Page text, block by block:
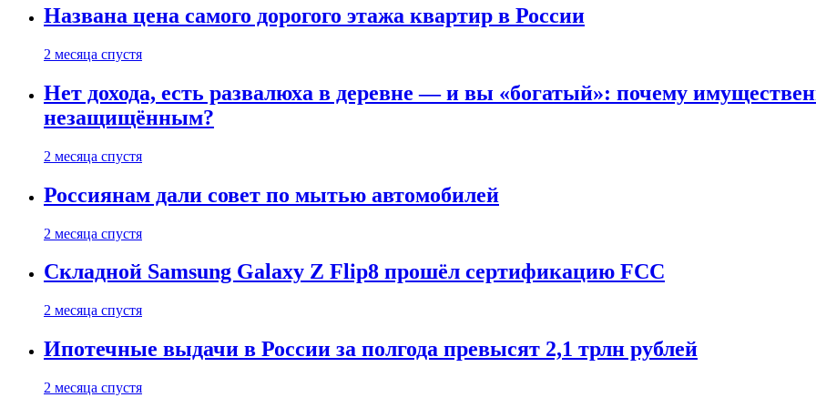
Названа цена самого дорогого этажа квартир в России
2 месяца спустя
Нет дохода, есть развалюха в деревне — и вы «богатый»: почему
незащищённым?
2 месяца спустя
Россиянам дали совет по мытью автомобилей
2 месяца спустя
Складной Samsung Galaxy Z Flip8 прошёл сертификацию FCC
2 месяца спустя
Ипотечные выдачи в России за полгода превысят 2,1 трлн рублей
2 месяца спустя